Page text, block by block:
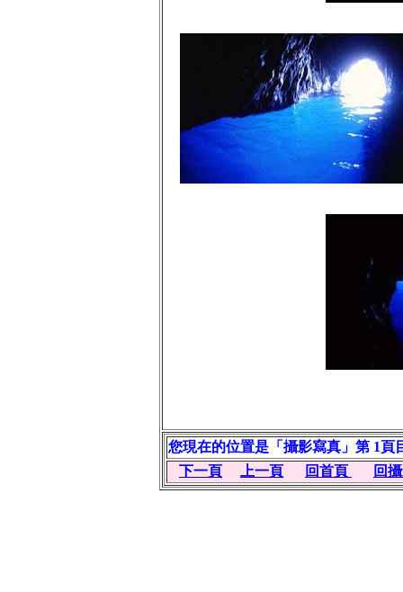
您現在的位置是「攝影寫真」第 1頁
下一頁
上一頁 回首頁 回